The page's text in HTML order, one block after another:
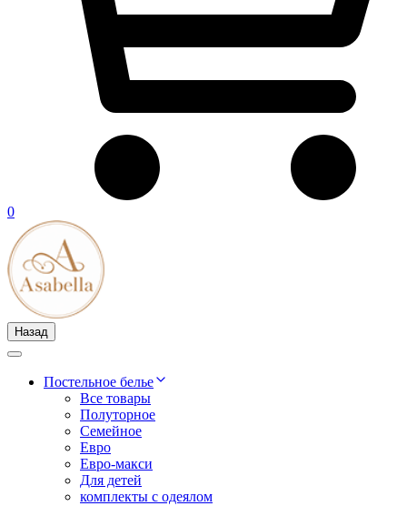
0
Назад
Постельное белье
Все товары
Полуторное
Семейное
Евро
Евро-макси
Для детей
комплекты с одеялом